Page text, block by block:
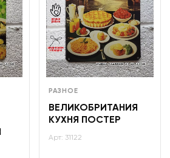
РАЗНОЕ
ВЕЛИКОБРИТАНИЯ
КУХНЯ ПОСТЕР
Арт: 31122